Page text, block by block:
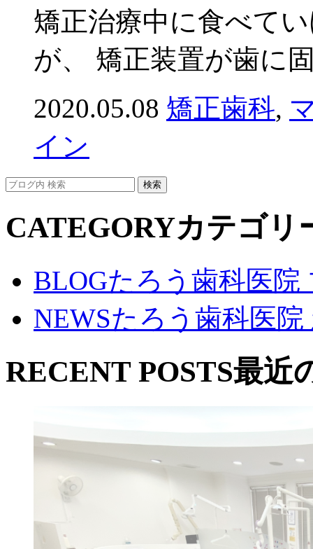
矯正治療中に食べて
が、 矯正装置が歯に
2020.05.08 矯正歯科,
イン
CATEGORYカテゴリ
BLOGたろう歯科医院
NEWSたろう歯科医院
RECENT POSTS最近